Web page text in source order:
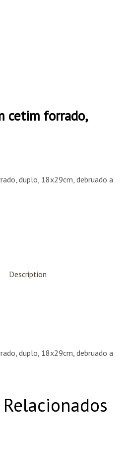
cetim forrado,
duplo, 18x29cm, debruado a
Description
duplo, 18x29cm, debruado a